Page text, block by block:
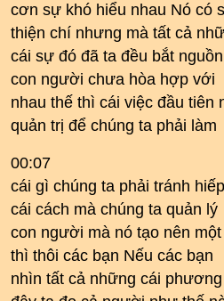
cơn sự khó hiểu nhau Nó có
thiện chí nhưng mà tất cả
cái sự đó đã ta đều bắt
con người chưa hòa hợp với
nhau thế thì cái việc đầu tiên
quản trị để chúng ta phải làm
00:07
cái gì chúng ta phải tránh
cái cách mà chúng ta quản lý
con người mà nó tạo nên
thì thôi các bạn Nếu các bạn
nhìn tất cả những cái